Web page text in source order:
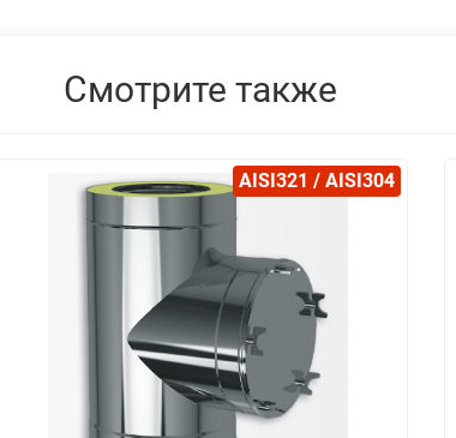
Смотрите также
AISI321 / AISI304